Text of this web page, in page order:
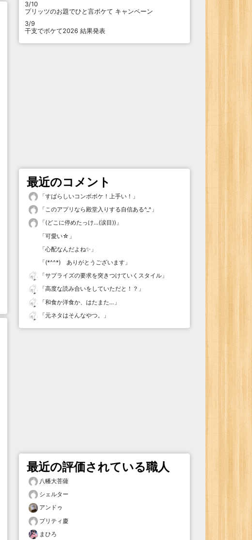
3/10
プリッツのお題でひと言ボケて キャンペーン
3/9
干支でボケて2026 結果発表
最近のコメント
「すばらしいコンボボケ！上手い！ 」
「このアプリなら殿堂入りする自信ある^_^ 」
「(どこに停めたっけ…(涙目)) 」
「可愛い☆ 」
「心配なんだよね✨ 」
「(*^^*) ありがとうございます 」
「サプライズの要求を突きつけていくスタイル 」
「高度な読み合いをしていただと！？ 」
「和食か洋食か、はたまた… 」
「元ネタはそんなやつ。 」
最近の評価されている職人
八幡大菩薩
シェルター
アンドゥ
プリティ慶
まひろ